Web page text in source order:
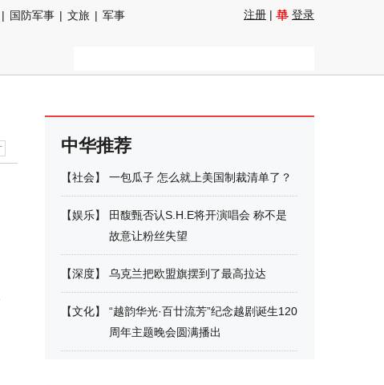
| 国防军事 | 文旅 | 军事
注册 | 登录
中华推荐
【社会】 一包瓜子 怎么就上美国制裁清单了？
【娱乐】
田馥甄否认S.H.E将开演唱会 称不是
故意让粉丝失望
【深度】 乌克兰把欧盟旗摆到了最高拉达
【文化】
“越韵华光·百廿流芳”纪念越剧诞生120
周年主题晚会圆满播出